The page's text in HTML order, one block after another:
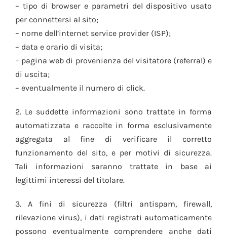
– tipo di browser e parametri del dispositivo usato
per connettersi al sito;
– nome dell’internet service provider (ISP);
– data e orario di visita;
– pagina web di provenienza del visitatore (referral) e
di uscita;
– eventualmente il numero di click.
2. Le suddette informazioni sono trattate in forma
automatizzata e raccolte in forma esclusivamente
aggregata al fine di verificare il corretto
funzionamento del sito, e per motivi di sicurezza.
Tali informazioni saranno trattate in base ai
legittimi interessi del titolare.
3. A fini di sicurezza (filtri antispam, firewall,
rilevazione virus), i dati registrati automaticamente
possono eventualmente comprendere anche dati